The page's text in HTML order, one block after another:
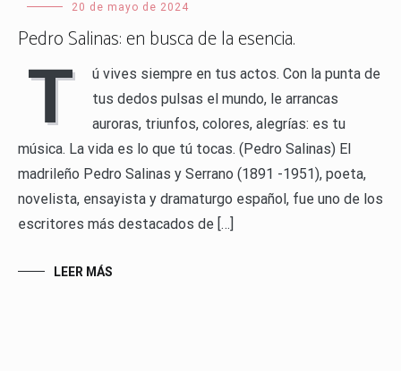
20 de mayo de 2024
Pedro Salinas: en busca de la esencia.
T
ú vives siempre en tus actos. Con la punta de
tus dedos pulsas el mundo, le arrancas
auroras, triunfos, colores, alegrías: es tu
música. La vida es lo que tú tocas. (Pedro Salinas) El
madrileño Pedro Salinas y Serrano (1891 -1951), poeta,
novelista, ensayista y dramaturgo español, fue uno de los
escritores más destacados de […]
LEER MÁS